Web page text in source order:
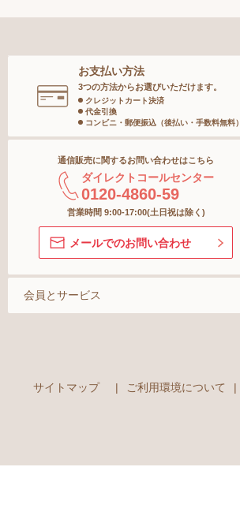
ランジェリー
インナー
ボトム
ショーツ
ストッキング＆タイツ
ソックス
キッズ＆ベビー
お支払い方法
3つの方法からお選びいただけます。
クレジットカート決済
代金引換
コンビニ・郵便振込（後払い・手数料無料）
通信販売に関するお問い合わせはこちら
ダイレクトコールセンター
0120-4860-59
営業時間 9:00-17:00(土日祝は除く)
メールでのお問い合わせ
会員とサービス
サイトマップ | ご利用環境について |